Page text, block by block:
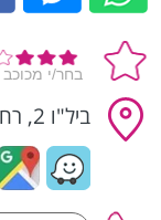
ביל"ו 2, רחובות